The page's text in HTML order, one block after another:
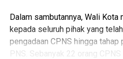
Views: 50
Bagikan ke
Dalam sambutannya, Wali
kepada seluruh pihak yang
pengadaan CPNS hingga
PNS. Sebanyak 22 orang